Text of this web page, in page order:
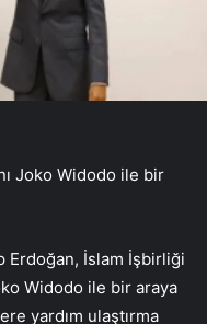
Joko Widodo ile bir
Erdoğan, İslam İşbirliği
Widodo ile bir araya
yardım ulaştırma